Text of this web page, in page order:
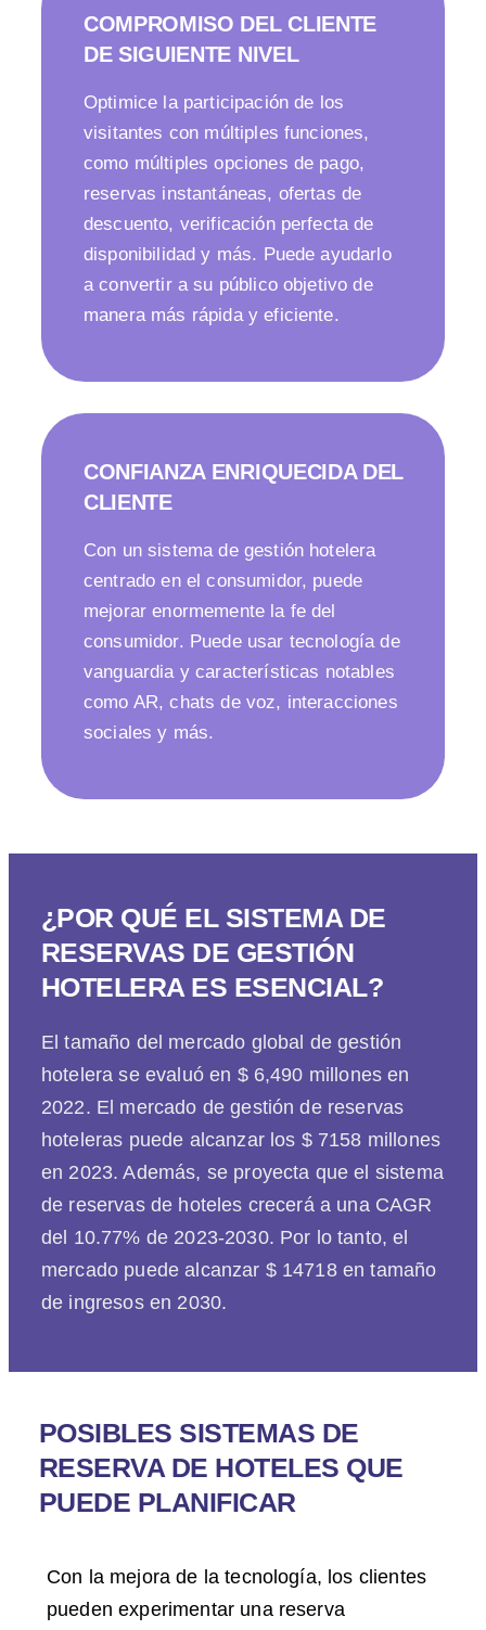
COMPROMISO DEL CLIENTE
DE SIGUIENTE NIVEL
Optimice la participación de los
visitantes con múltiples funciones,
como múltiples opciones de pago,
reservas instantáneas, ofertas de
descuento, verificación perfecta de
disponibilidad y más. Puede ayudarlo
a convertir a su público objetivo de
manera más rápida y eficiente.
CONFIANZA ENRIQUECIDA DEL
CLIENTE
Con un sistema de gestión hotelera
centrado en el consumidor, puede
mejorar enormemente la fe del
consumidor. Puede usar tecnología de
vanguardia y características notables
como AR, chats de voz, interacciones
sociales y más.
¿POR QUÉ EL SISTEMA DE
RESERVAS DE GESTIÓN
HOTELERA ES ESENCIAL?
El tamaño del mercado global de gestión
hotelera se evaluó en $ 6,490 millones en
2022. El mercado de gestión de reservas
hoteleras puede alcanzar los $ 7158 millones
en 2023. Además, se proyecta que el sistema
de reservas de hoteles crecerá a una CAGR
del 10.77% de 2023-2030. Por lo tanto, el
mercado puede alcanzar $ 14718 en tamaño
de ingresos en 2030.
POSIBLES SISTEMAS DE
RESERVA DE HOTELES QUE
PUEDE PLANIFICAR
Con la mejora de la tecnología, los clientes
pueden experimentar una reserva